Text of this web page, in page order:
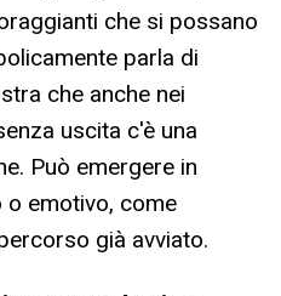
che si possano
parla di
che anche nei
uscita c'è una
Può emergere in
emotivo, come
già avviato.